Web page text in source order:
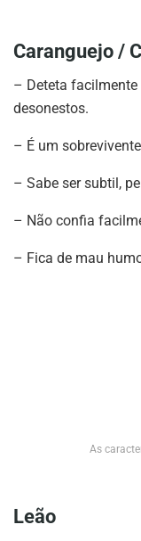
Caranguejo /
– Deteta
desonestos.
– É um
– Sabe ser subtil,
– Não confia
– Fica de mau
As
Leão